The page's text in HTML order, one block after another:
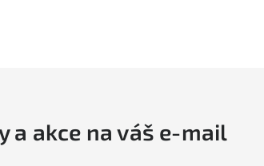
ý
a akce na váš e-mail